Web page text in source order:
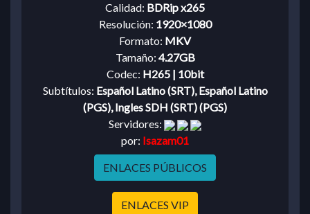
Calidad: BDRip x265
Resolución: 1920×1080
Formato: MKV
Tamaño: 4.27GB
Codec: H265 | 10bit
Subtítulos: Español Latino (SRT), Español Latino
(PGS), Ingles SDH (SRT) (PGS)
Servidores:
por: Isazam01
ENLACES PÚBLICOS
ENLACES VIP